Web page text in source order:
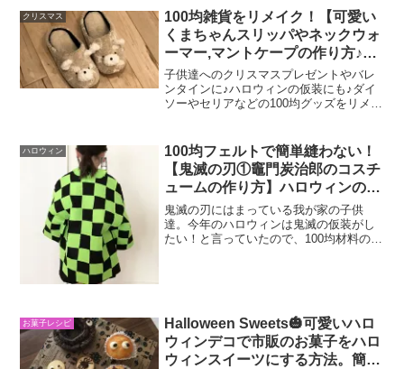
保育園の制作などにいかがでしょうか？
(#^^#)ひとつめは...
クリスマス
100均雑貨をリメイク！【可愛い
くまちゃんスリッパやネックウォ
ーマー,マントケープの作り方♪】
バレンタイン,クリスマスのプレ
ゼントやハロウィンの手作り衣装
にも使える♪
子供達へのクリスマスプレゼントやバレ
ンタインに♪ハロウィンの仮装にも♪ダイ
ソーやセリアなどの100均グッズをリメイ
方は簡単♪スリッパやマフラー、ブランケ
ットなど...
ハロウィン
100均フェルトで簡単縫わない！
【鬼滅の刃①竈門炭治郎のコスチ
ュームの作り方】ハロウィンの仮
装衣装を手作り♪
鬼滅の刃にはまっている我が家の子供
達。今年のハロウィンは鬼滅の仮装がし
たい！と言っていたので、100均材料の
お菓子レシピ
Halloween Sweets🎃可愛いハロ
ウィンデコで市販のお菓子をハロ
ウィンスイーツにする方法。簡単